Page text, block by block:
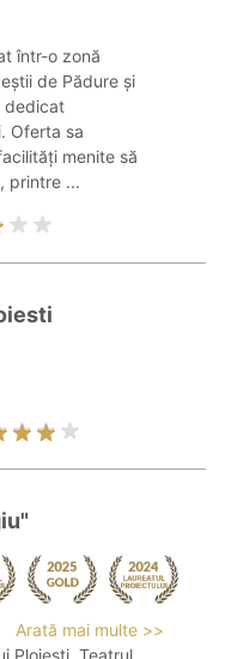
într-o zonă
de Pădure și
dedicat
Oferta sa
menite să
printre ...
Arată mai multe >>
Ploiești, Teatrul